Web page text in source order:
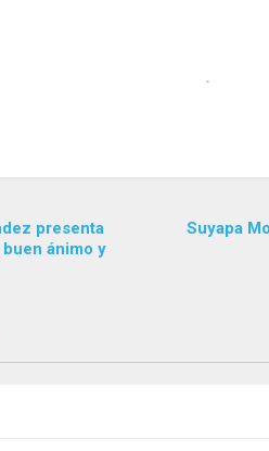
presenta
ánimo y
Suyapa